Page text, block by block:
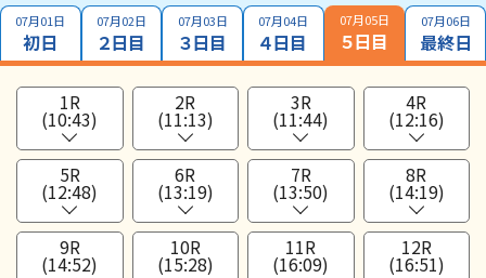
07月01日
初日
07月02日
２日目
07月03日
３日目
07月04日
４日目
07月05日
５日目
07月06日
最終日
1R
(10:43)
2R
(11:13)
3R
(11:44)
4R
(12:16)
5R
(12:48)
6R
(13:19)
7R
(13:50)
8R
(14:19)
9R
(14:52)
10R
(15:28)
11R
(16:09)
12R
(16:51)